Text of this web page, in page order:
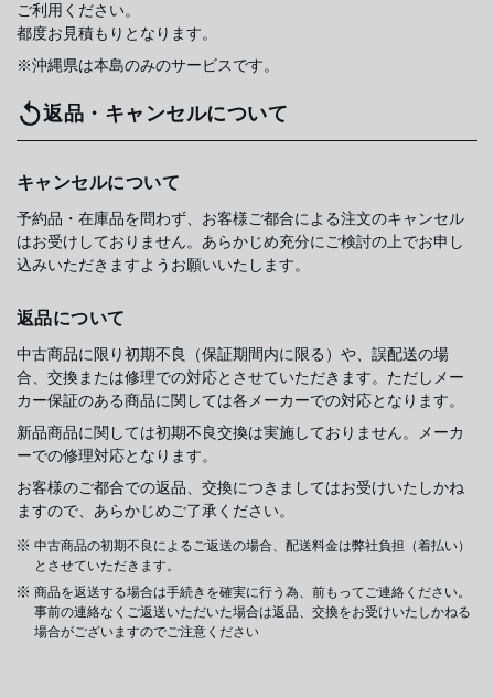
ご利用ください。
都度お見積もりとなります。
※沖縄県は本島のみのサービスです。
返品・キャンセルについて
キャンセルについて
予約品・在庫品を問わず、お客様ご都合による注文のキャンセル
はお受けしておりません。あらかじめ充分にご検討の上でお申し
込みいただきますようお願いいたします。
返品について
中古商品に限り初期不良（保証期間内に限る）や、誤配送の場
合、交換または修理での対応とさせていただきます。ただしメー
カー保証のある商品に関しては各メーカーでの対応となります。
新品商品に関しては初期不良交換は実施しておりません。メーカ
ーでの修理対応となります。
お客様のご都合での返品、交換につきましてはお受けいたしかね
ますので、あらかじめご了承ください。
中古商品の初期不良によるご返送の場合、配送料金は弊社負担（着払い）
とさせていただきます。
商品を返送する場合は手続きを確実に行う為、前もってご連絡ください。
事前の連絡なくご返送いただいた場合は返品、交換をお受けいたしかねる
場合がございますのでご注意ください